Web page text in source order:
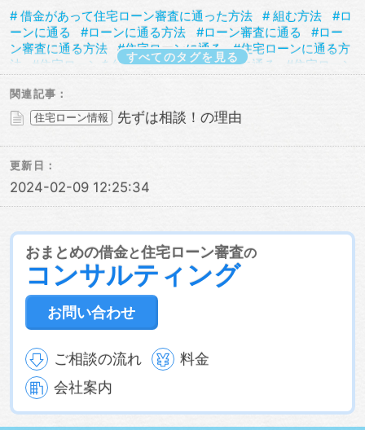
借金があって住宅ローン審査に通った方法 組む方法
ロ
ーンに通る
ローンに通る方法 ローン審査に通る
ロー
ン審査に通る方法
住宅ローンに通る
住宅ローンに通る方
法
住宅ローンを組む 住宅ローン審査に通る
住宅ローン
る
借金あってもローンに通る方法
査に通る
借金あってもローン審査に通る方法
も住宅ローンに通る
借金あっても住宅ローンに通る方法
借金あっても住宅ローン審査に通る
借金あっても住宅ロー
ン審査に通る方法
も審査に通る
借金あっても審査に通る方法
通る
借金あっても通る方法
る
借金があってもローンに通る方法
借金があってもロー
があっても住宅ローンに通る
借金があっても住宅ローンに
通る方法
借金があっても住宅ローン審査に通る
っても住宅ローン審査に通る方法
借金があっても住宅ロー
ン審査に通過することは可能
借金があっても審査に通る
借金があっても審査に通る方法
借金があっても通る
借金があっても通る方法
ってローン審査に通る方法
借金があって住宅ローンに通る
借金があって住宅ローンに通る方法
ン審査に通る
借金があって住宅ローン審査に通る方法
金があって審査に通る
すべてのタグを見る
関連記事：
住宅ローン情報
先ずは相談！の理由
更新日：
2024-02-09 12:25:34
おまとめの借金と住宅ローン審査の
コンサルティング
お問い合わせ
ご相談の流れ
料金
会社案内